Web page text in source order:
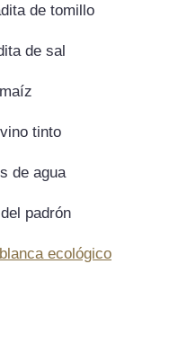
de tomillo
de sal
tinto
de agua
padrón
ecológico